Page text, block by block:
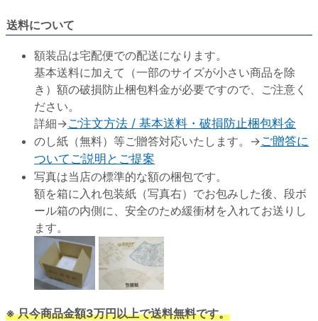
送料について
額装品は宅配便での配送になります。
基本送料に加えて（一部のサイズが小さい商品を除
き）額の破損防止梱包料金が必要ですので、ご注意く
ださい。
詳細→ご注文方法 / 基本送料・破損防止梱包料金
のし紙（無料）等ご贈答対応いたします。→ご贈答に
ついてご説明とご提案
写真は当店の標準的な額の梱包です。
額を箱に入れ包装紙（写真右）でお包みした後、段ボ
ール箱の内側に、安全のため緩衝材を入れてお送りし
ます。
※ 只今商品金額3万円以上で送料無料です。